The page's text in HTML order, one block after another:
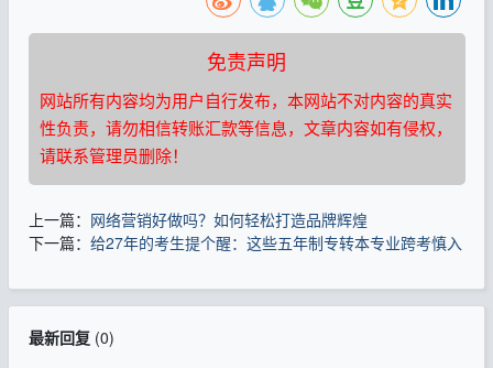
免责声明
网站所有内容均为用户自行发布，本网站不对内容的真实
性负责，请勿相信转账汇款等信息，文章内容如有侵权，
请联系管理员删除！
上一篇： 网络营销好做吗？如何轻松打造品牌辉煌
下一篇： 给27年的考生提个醒：这些五年制专转本专业跨考慎入
最新回复(0)